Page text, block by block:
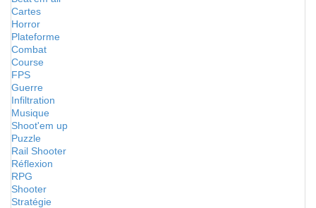
Cartes
Horror
Plateforme
Combat
Course
FPS
Guerre
Infiltration
Musique
Shoot'em up
Puzzle
Rail Shooter
Réflexion
RPG
Shooter
Stratégie